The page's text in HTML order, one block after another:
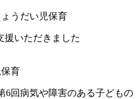
ょうだい児保育
援いただきました
育
6回病気や障害のある子どもの